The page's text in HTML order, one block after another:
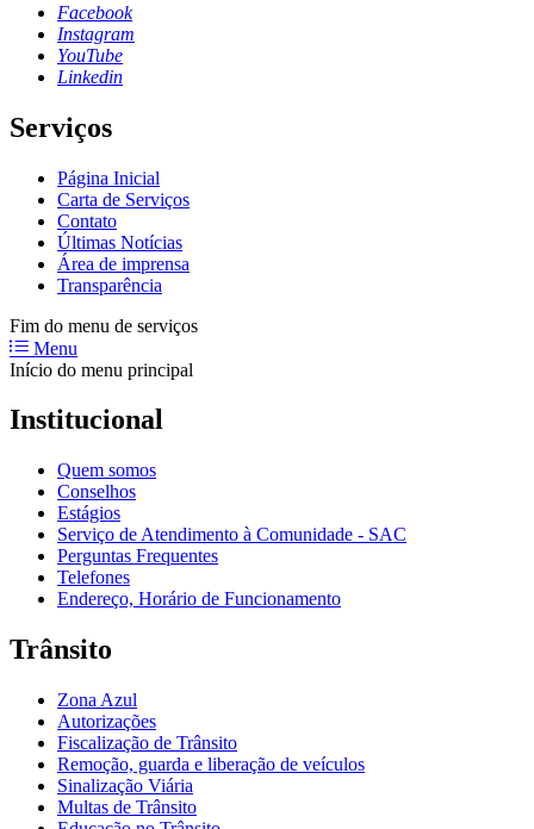
Facebook
Instagram
YouTube
Linkedin
Serviços
Página Inicial
Carta de Serviços
Contato
Últimas Notícias
Área de imprensa
Transparência
Fim do menu de serviços
Menu
Início do menu principal
Institucional
Quem somos
Conselhos
Estágios
Serviço de Atendimento à Comunidade - SAC
Perguntas Frequentes
Telefones
Endereço, Horário de Funcionamento
Trânsito
Zona Azul
Autorizações
Fiscalização de Trânsito
Remoção, guarda e liberação de veículos
Sinalização Viária
Multas de Trânsito